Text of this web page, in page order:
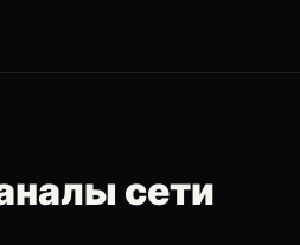
сети